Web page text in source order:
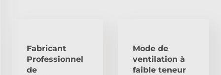
Fabricant
Professionnel
de
Mode de
ventilation à
faible teneur